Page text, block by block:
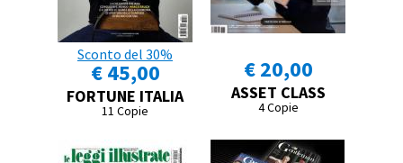
Sconto del 30%
€ 45,00
FORTUNE ITALIA
11 Copie
€ 20,00
ASSET CLASS
4 Copie